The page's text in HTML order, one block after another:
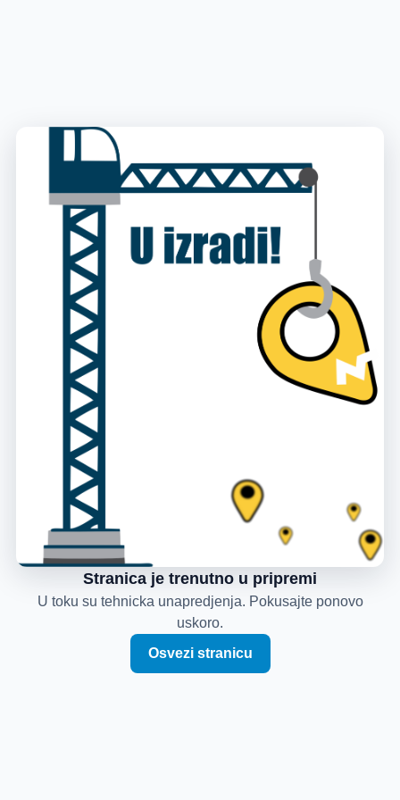
Stranica je trenutno u pripremi
U toku su tehnicka unapredjenja. Pokusajte ponovo
uskoro.
Osvezi stranicu